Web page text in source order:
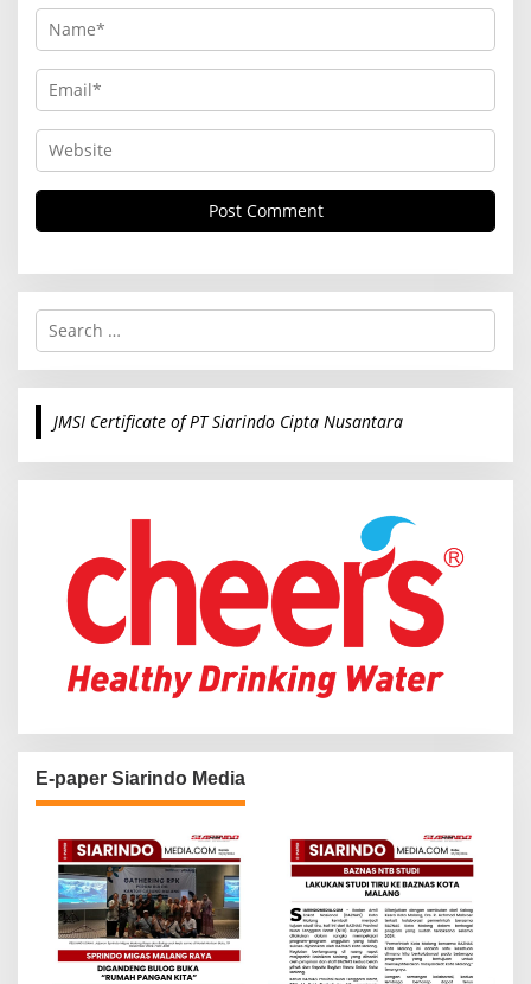
S
r
c
o
JMSI Certificate of PT Siarindo Cipta Nusantara
E-paper Siarindo Media